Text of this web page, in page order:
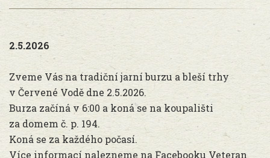
2.5.2026
Zveme Vás na tradiční jarní burzu a bleší trhy
v Červené Vodě dne 2.5.2026.
Burza začíná v 6:00 a koná se na koupališti
za domem č. p. 194.
Koná se za každého počasí.
Více informací nalezneme na Facebooku Veteran